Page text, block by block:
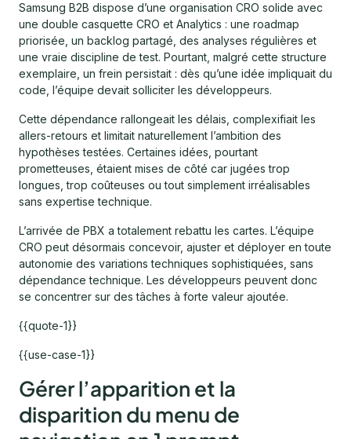
Samsung B2B dispose d’une organisation CRO solide avec
une double casquette CRO et Analytics : une roadmap
priorisée, un backlog partagé, des analyses régulières et
une vraie discipline de test. Pourtant, malgré cette structure
exemplaire, un frein persistait : dès qu’une idée impliquait du
code, l’équipe devait solliciter les développeurs.
Cette dépendance rallongeait les délais, complexifiait les
allers-retours et limitait naturellement l’ambition des
hypothèses testées. Certaines idées, pourtant
prometteuses, étaient mises de côté car jugées trop
longues, trop coûteuses ou tout simplement irréalisables
sans expertise technique.
L’arrivée de PBX a totalement rebattu les cartes. L’équipe
CRO peut désormais concevoir, ajuster et déployer en toute
autonomie des variations techniques sophistiquées, sans
dépendance technique. Les développeurs peuvent donc
se concentrer sur des tâches à forte valeur ajoutée.
{{quote-1}}
{{use-case-1}}
Gérer l’apparition et la
disparition du menu de